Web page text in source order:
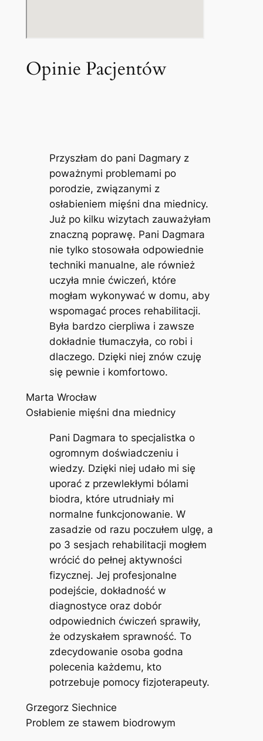
Opinie Pacjentów
Przyszłam do pani Dagmary z
poważnymi problemami po
porodzie, związanymi z
osłabieniem mięśni dna miednicy.
Już po kilku wizytach zauważyłam
znaczną poprawę. Pani Dagmara
nie tylko stosowała odpowiednie
techniki manualne, ale również
uczyła mnie ćwiczeń, które
mogłam wykonywać w domu, aby
wspomagać proces rehabilitacji.
Była bardzo cierpliwa i zawsze
dokładnie tłumaczyła, co robi i
dlaczego. Dzięki niej znów czuję
się pewnie i komfortowo.
Marta Wrocław
Osłabienie mięśni dna miednicy
Pani Dagmara to specjalistka o
ogromnym doświadczeniu i
wiedzy. Dzięki niej udało mi się
uporać z przewlekłymi bólami
biodra, które utrudniały mi
normalne funkcjonowanie. W
zasadzie od razu poczułem ulgę, a
po 3 sesjach rehabilitacji mogłem
wrócić do pełnej aktywności
fizycznej. Jej profesjonalne
podejście, dokładność w
diagnostyce oraz dobór
odpowiednich ćwiczeń sprawiły,
że odzyskałem sprawność. To
zdecydowanie osoba godna
polecenia każdemu, kto
potrzebuje pomocy fizjoterapeuty.
Grzegorz Siechnice
Problem ze stawem biodrowym